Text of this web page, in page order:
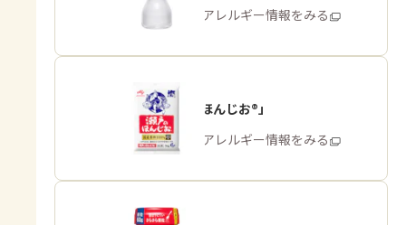
商品・アレルギー情報をみる
「瀬戸のほんじお®」
商品・アレルギー情報をみる